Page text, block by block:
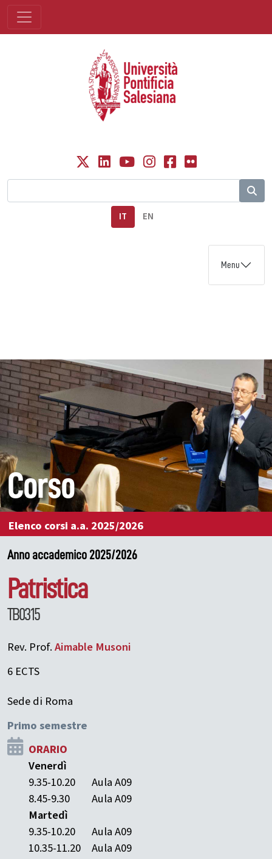
IT EN
Menu
Corso
Elenco corsi a.a. 2025/2026
Anno accademico 2025/2026
Patristica
TB0315
Rev. Prof.Aimable Musoni
6 ECTS
Sede di Roma
Primo semestre
ORARIO
Venerdì
9.35-10.20
Aula A09
8.45-9.30
Aula A09
Martedì
9.35-10.20
Aula A09
10.35-11.20
Aula A09